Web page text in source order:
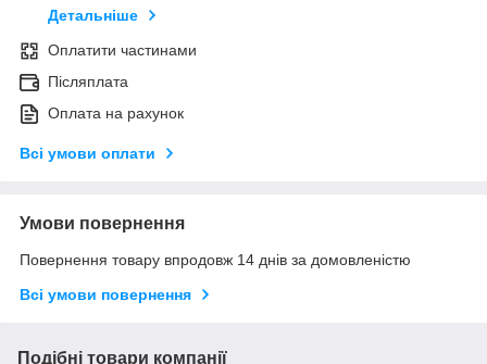
Детальніше
Оплатити частинами
Післяплата
Оплата на рахунок
Всі умови оплати
Умови повернення
Повернення товару впродовж 14 днів за домовленістю
Всі умови повернення
Подібні товари компанії